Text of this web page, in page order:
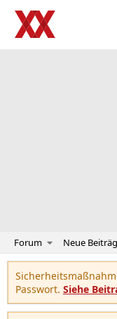
Forum Neue
Passwort. Siehe